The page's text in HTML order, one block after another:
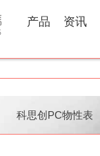
产品 资讯
科思创PC物性表